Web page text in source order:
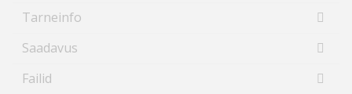
Tarneinfo
Saadavus
Failid